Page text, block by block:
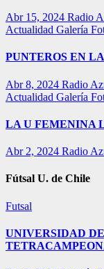
Abr 15, 2024 Radio
Actualidad Galería
PUNTEROS EN
Abr 8, 2024 Radio
Actualidad Galería
LA U FEMENINA
Abr 2, 2024 Radio
Fútsal U. de Chile
Futsal
UNIVERSIDAD